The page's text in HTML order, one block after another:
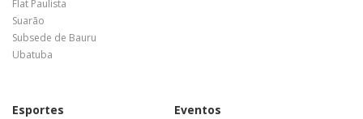
Flat Paulista
Suarão
Subsede de Bauru
Ubatuba
Esportes Eventos